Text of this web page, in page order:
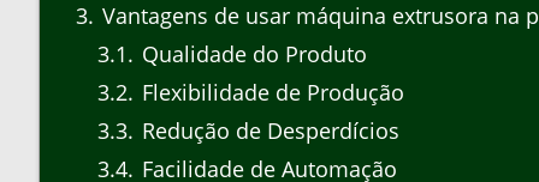
3 Vantagens de usar máquina extrusora na
3.1
Qualidade do Produto
3.2 Flexibilidade de Produção
3.3 Redução de Desperdícios
3.4 Facilidade de Automação